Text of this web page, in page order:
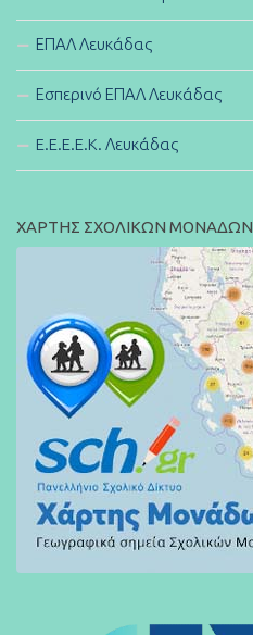
ΕΠΑΛ Λευκάδας
Εσπερινό ΕΠΑΛ Λευκάδας
E.E.E.E.K. Λευκάδας
ΧΑΡΤΗΣ ΣΧΟΛΙΚΩΝ ΜΟΝΑΔΩΝ